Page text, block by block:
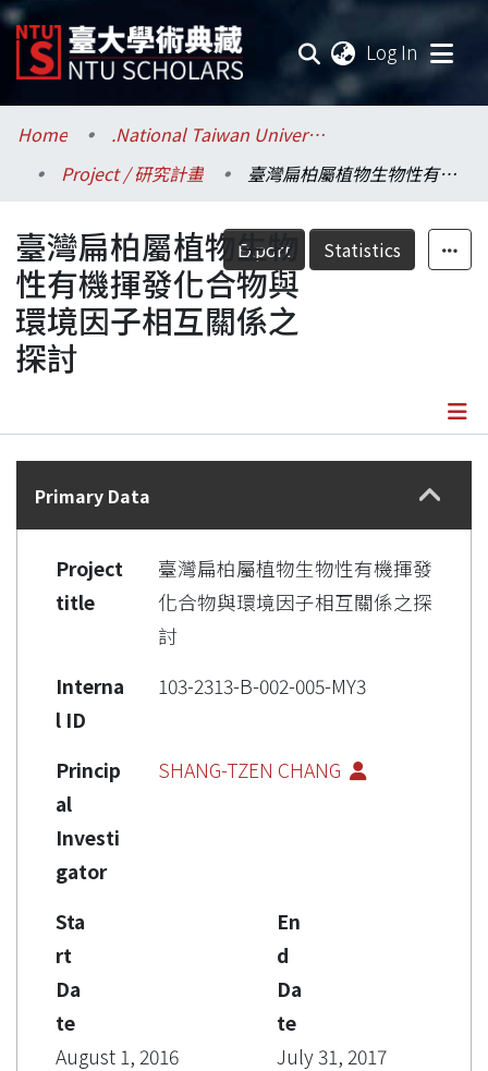
Log In
Communities & Collections
Research Outputs
Fundings & Projects
Researchers
Organizations
Home
.National Taiwan University / 國立臺灣大學
Project / 研究計畫
臺灣扁柏屬植物生物性有機揮發化合物與環境因子相互關係之探討
Export Statistics
臺灣扁柏屬植物生物
性有機揮發化合物與
環境因子相互關係之
探討
Details
Primary Data
Project
title
臺灣扁柏屬植物生物性有機揮發
化合物與環境因子相互關係之探
討
Interna
l ID
103-2313-B-002-005-MY3
Princip
al
Investi
gator
SHANG-TZEN CHANG
Sta
rt
Da
te
August 1, 2016
En
d
Da
te
July 31, 2017